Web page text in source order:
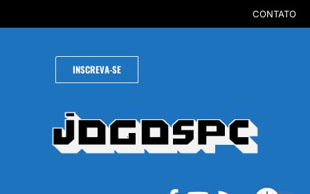
CONTATO
INSCREVA-SE